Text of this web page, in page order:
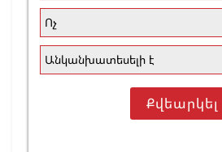
Ոչ
Անկանխատեսելի է